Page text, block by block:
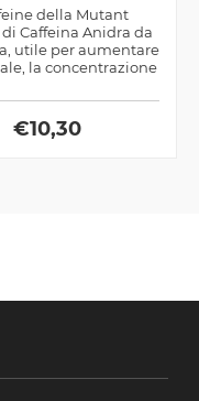
della Mutant
Caffeina Anidra da
utile per aumentare
la concentrazione
€10,30